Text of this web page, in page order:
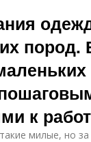
пород.
к
милые, но